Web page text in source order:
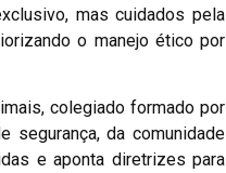
mas cuidados pela
o manejo ético por
colegiado formado por
segurança, da comunidade
e aponta diretrizes para